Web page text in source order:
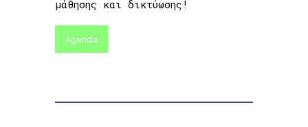
μάθησης και δικτύωσης!
Agenda